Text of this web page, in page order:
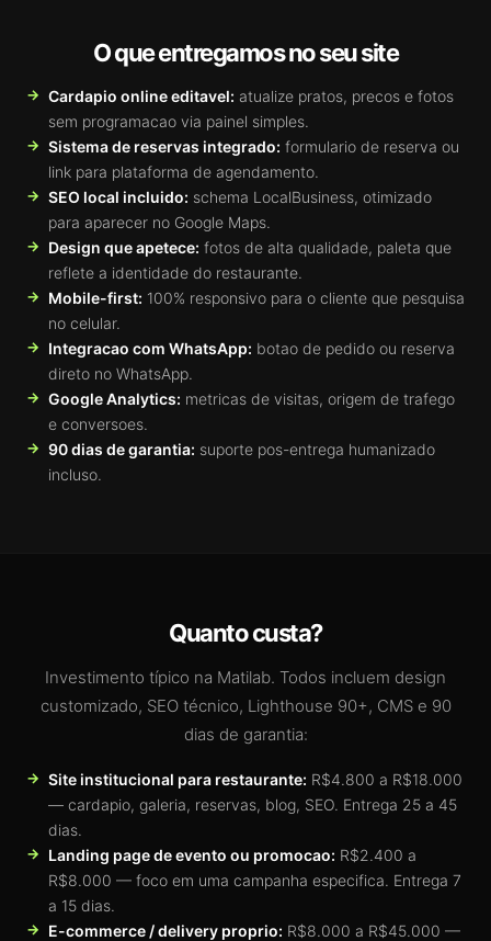
O que entregamos no seu site
Cardapio online editavel: atualize pratos, precos e fotos
sem programacao via painel simples.
Sistema de reservas integrado: formulario de reserva ou
link para plataforma de agendamento.
SEO local incluido: schema LocalBusiness, otimizado
para aparecer no Google Maps.
Design que apetece: fotos de alta qualidade, paleta que
reflete a identidade do restaurante.
Mobile-first: 100% responsivo para o cliente que pesquisa
no celular.
Integracao com WhatsApp: botao de pedido ou reserva
direto no WhatsApp.
Google Analytics: metricas de visitas, origem de trafego
e conversoes.
90 dias de garantia: suporte pos-entrega humanizado
incluso.
Quanto custa?
Investimento típico na Matilab. Todos incluem design
customizado, SEO técnico, Lighthouse 90+, CMS e 90
dias de garantia:
Site institucional para restaurante: R$4.800 a R$18.000
— cardapio, galeria, reservas, blog, SEO. Entrega 25 a 45
dias.
Landing page de evento ou promocao: R$2.400 a
R$8.000 — foco em uma campanha especifica. Entrega 7
a 15 dias.
E-commerce / delivery proprio: R$8.000 a R$45.000 —